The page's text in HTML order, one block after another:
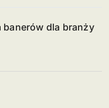
banerów dla branży